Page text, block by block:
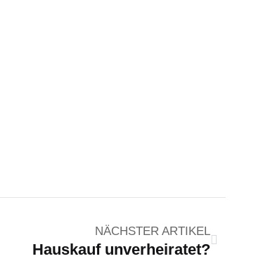
NÄCHSTER ARTIKEL
Hauskauf unverheiratet?